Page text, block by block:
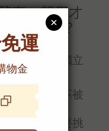
套一起用才
一瓶嗎？
品，都是獨立
單、自由、不被
一整套，只要挑